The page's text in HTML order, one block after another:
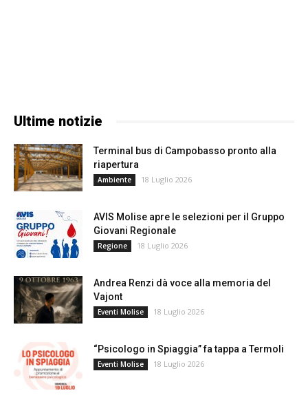
Ultime notizie
Terminal bus di Campobasso pronto alla
riapertura
Ambiente 18 Luglio 2026
AVIS Molise apre le selezioni per il Gruppo
Giovani Regionale
Regione 18 Luglio 2026
Andrea Renzi dà voce alla memoria del
Vajont
Eventi Molise 18 Luglio 2026
“Psicologo in Spiaggia” fa tappa a Termoli
Eventi Molise 18 Luglio 2026